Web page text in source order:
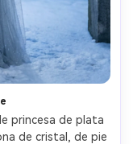
princesa de plata
de cristal, de pie